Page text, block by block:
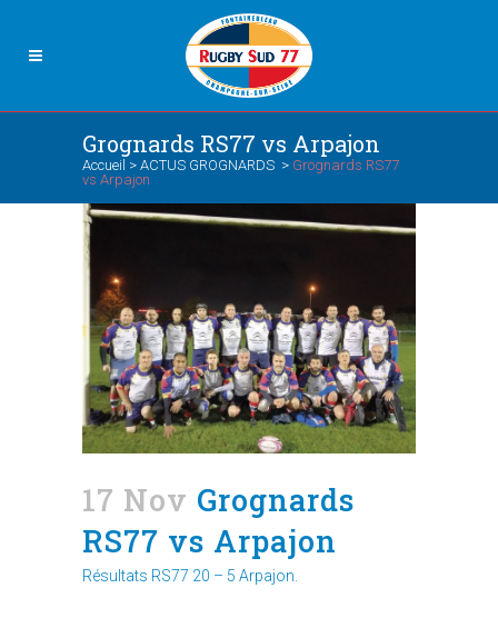
Grognards RS77 vs Arpajon
Accueil > ACTUS GROGNARDS > Grognards RS77
vs Arpajon
17 Nov Grognards
RS77 vs Arpajon
Résultats RS77 20 – 5 Arpajon.